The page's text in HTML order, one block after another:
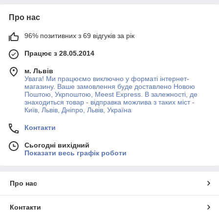
Про нас
96% позитивних з 69 відгуків за рік
Працює з 28.05.2014
м. Львів
Увага! Ми працюємо виключно у форматі інтернет-
магазину. Ваше замовлення буде доставлено Новою
Поштою, Укрпоштою, Meest Express. В залежності, де
знаходиться товар - відправка можлива з таких міст -
Київ, Львів, Дніпро, Львів, Україна
Контакти
Сьогодні вихідний
Показати весь графік роботи
Про нас
Контакти